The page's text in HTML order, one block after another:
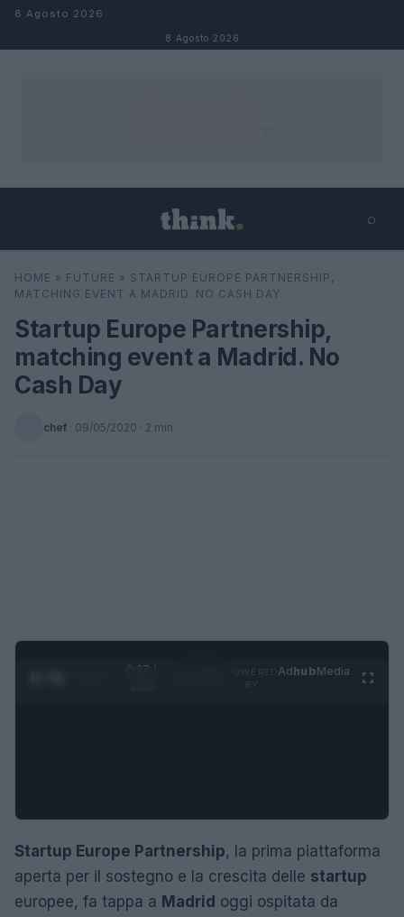
Salta al contenuto
8 Agosto 2026
8 Agosto 2026
⌕
Cerca
HOME » FUTURE » STARTUP EUROPE PARTNERSHIP,
MATCHING EVENT A MADRID. NO CASH DAY
Startup Europe Partnership,
matching event a Madrid. No
Cash Day
chef · 09/05/2020 · 2 min
0:28 /
AdhubMedia
Startup Europe Partnership, la prima piattaforma
aperta per il sostegno e la crescita delle startup
europee, fa tappa a Madrid oggi ospitata da